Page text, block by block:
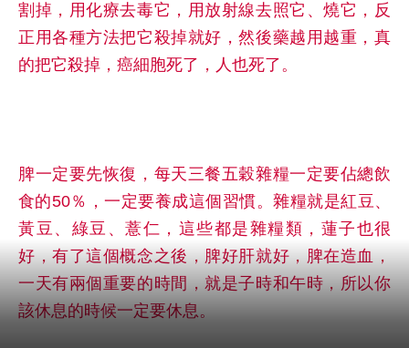
割掉，用化療去毒它，用放射線去照它、燒它，反
正用各種方法把它殺掉就好，然後藥越用越重，真
的把它殺掉，癌細胞死了，人也死了。
脾一定要先恢復，每天三餐五穀雜糧一定要佔總飲
食的50％，一定要養成這個習慣。雜糧就是紅豆、
黃豆、綠豆、薏仁，這些都是雜糧類，蓮子也很
好，有了這個概念之後，脾好肝就好，脾在造血，
一天有兩個重要的時間，就是子時和午時，所以你
該休息的時候一定要休息。